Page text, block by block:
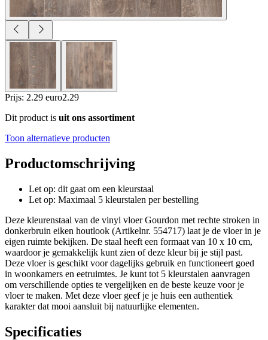
Prijs: 2.29 euro2.29
Dit product is uit ons assortiment
Toon alternatieve producten
Productomschrijving
Let op: dit gaat om een kleurstaal
Let op: Maximaal 5 kleurstalen per bestelling
Deze kleurenstaal van de vinyl vloer Gourdon met rechte stroken in
donkerbruin eiken houtlook (Artikelnr. 554717) laat je de vloer in je
eigen ruimte bekijken. De staal heeft een formaat van 10 x 10 cm,
waardoor je gemakkelijk kunt zien of deze kleur bij je stijl past.
Deze vloer is geschikt voor dagelijks gebruik en functioneert goed
in woonkamers en eetruimtes. Je kunt tot 5 kleurstalen aanvragen
om verschillende opties te vergelijken en de beste keuze voor je
vloer te maken. Met deze vloer geef je je huis een authentiek
karakter dat mooi aansluit bij natuurlijke elementen.
Specificaties